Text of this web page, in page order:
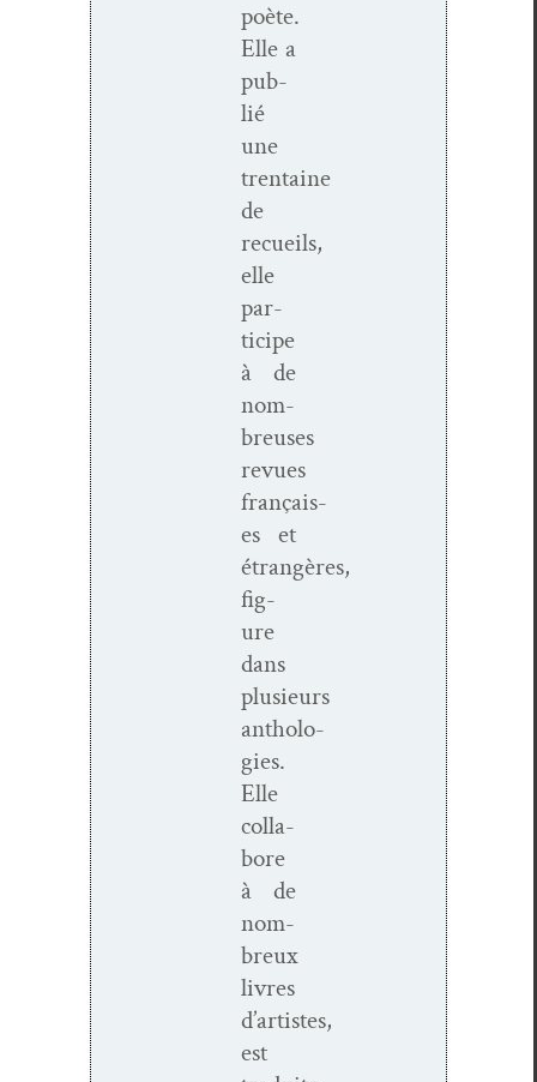
poète.
Elle a
pub­
lié
une
trentaine
de
recueils,
elle
par­
ticipe
à de
nom­
breuses
revues
français­
es et
étrangères,
fig­
ure
dans
plusieurs
antholo­
gies.
Elle
col­la­
bore
à de
nom­
breux
livres
d’artistes,
est